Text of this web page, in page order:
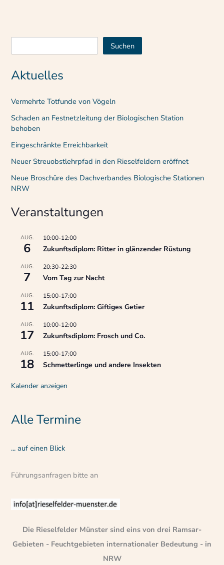
Suchen
Aktuelles
Vermehrte Totfunde von Vögeln
Schaden an Festnetzleitung der Biologischen Station
behoben
Eingeschränkte Erreichbarkeit
Neuer Streuobstlehrpfad in den Rieselfeldern eröffnet
Neue Broschüre des Dachverbandes Biologische Stationen
NRW
Veranstaltungen
AUG.
6
10:00-12:00
Zukunftsdiplom: Ritter in glänzender Rüstung
AUG.
7
20:30-22:30
Vom Tag zur Nacht
AUG.
11
15:00-17:00
Zukunftsdiplom: Giftiges Getier
AUG.
17
10:00-12:00
Zukunftsdiplom: Frosch und Co.
AUG.
18
15:00-17:00
Schmetterlinge und andere Insekten
Kalender anzeigen
Alle Termine
... auf einen Blick
Führungsanfragen bitte an
Die Rieselfelder Münster sind eins von drei Ramsar-
Gebieten - Feuchtgebieten internationaler Bedeutung - in
NRW